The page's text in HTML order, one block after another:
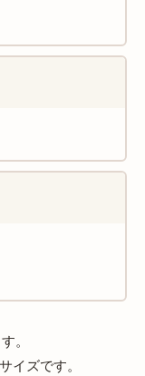
。
イズです。